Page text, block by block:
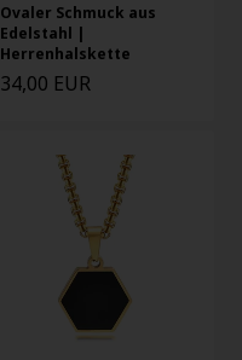
Ovaler Schmuck aus
Edelstahl |
Herrenhalskette
34,00 EUR